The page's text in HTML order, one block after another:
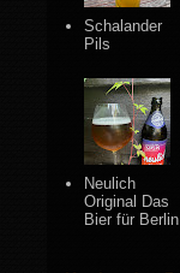
Schalander
Pils
Neulich
Original Das
Bier für Berlin